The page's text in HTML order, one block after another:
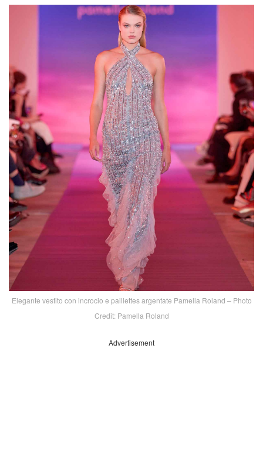
Elegante vestito con incrocio e paillettes argentate Pamella Roland – Photo
Credit: Pamella Roland
Advertisement